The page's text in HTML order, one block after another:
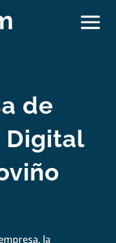
de
Digital
la